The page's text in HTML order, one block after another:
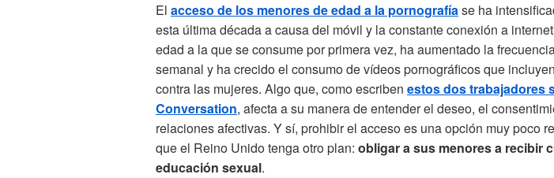
El acceso de los menores de edad a la pornografíase ha
esta última década a causa del móvil y la constante conexión a
edad a la que se consume por primera vez, ha aumentado la
semanal y ha crecido el consumo de vídeos pornográficos que
contra las mujeres. Algo que, como escriben estos dos trabajadores
Conversation, afecta a su manera de entender el deseo, el
relaciones afectivas. Y sí, prohibir el acceso es una opción muy poco
que el Reino Unido tenga otro plan: obligar a sus menores a recibir
educación sexual.